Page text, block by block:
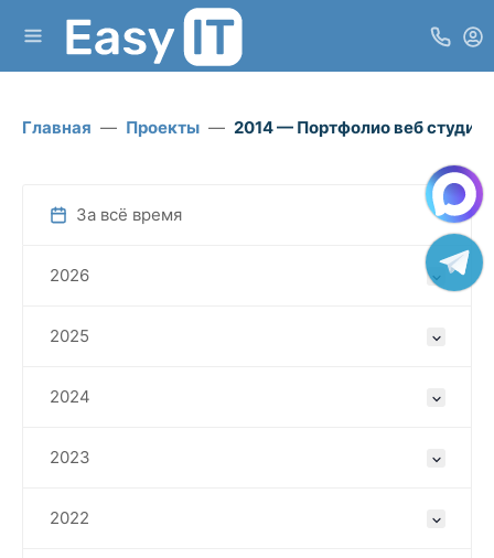
Главная Проекты 2014 — Портфолио веб студии
За всё время
2026
2025
2024
2023
2022